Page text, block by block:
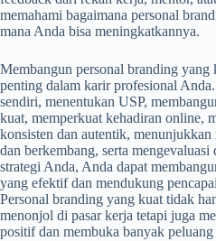
memahami bagaimana personal
mana Anda bisa meningkatkannya.
Membangun personal branding yang
penting dalam karir profesional
sendiri, menentukan USP,
kuat, memperkuat kehadiran online,
konsisten dan autentik,
dan berkembang, serta mengevaluasi
strategi Anda, Anda dapat
yang efektif dan mendukung
Personal branding yang kuat tidak
menonjol di pasar kerja tetapi juga
positif dan membuka banyak peluang